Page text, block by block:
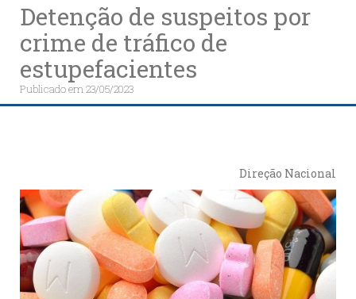
Detenção de suspeitos por
crime de tráfico de
estupefacientes
Publicado em23/05/2023
Direção Nacional